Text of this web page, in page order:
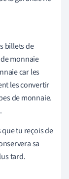
billets de
monnaie
car les
les convertir
de monnaie.
tu reçois de
sa
tard.